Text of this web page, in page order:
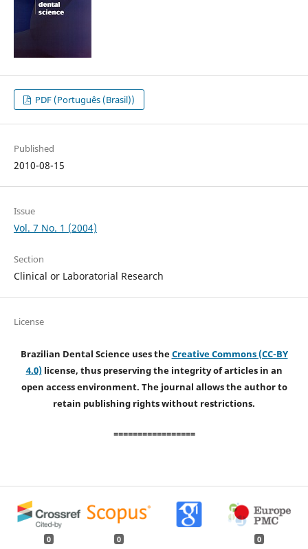
PDF (Português (Brasil))
Published
2010-08-15
Issue
Vol. 7 No. 1 (2004)
Section
Clinical or Laboratorial Research
License
Brazilian Dental Science uses theCreative Commons (CC-BY
4.0)license, thus preserving the integrity of articles in an
open access environment. The journal allows the author to
retain publishing rights without restrictions.
=================
0 0 0